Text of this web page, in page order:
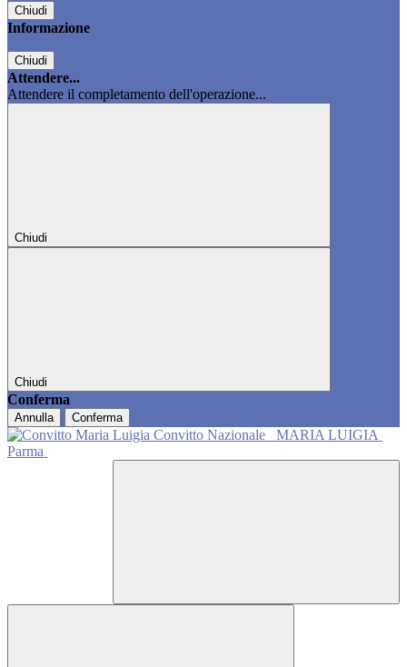
Chiudi
Informazione
Chiudi
Attendere...
Attendere il completamento dell'operazione...
Chiudi
Chiudi
Conferma
Annulla Conferma
Convitto Nazionale
MARIA LUIGIA
Parma